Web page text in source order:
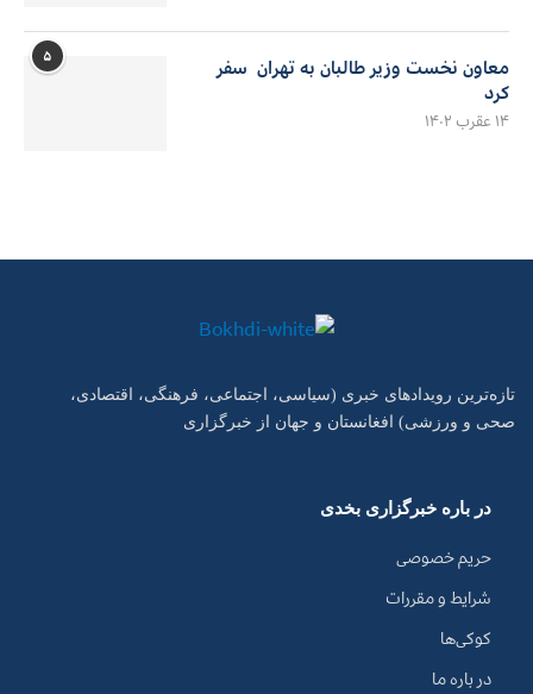
۵
معاون نخست وزیر طالبان به تهران سفر
کرد
۱۴ عقرب ۱۴۰۲
تازه‌ترین رویدادهای خبری (سیاسی، اجتماعی، فرهنگی، اقتصادی،
صحی و ورزشی) افغانستان و جهان از خبرگزاری
در باره خبرگزاری بخدی
حریم خصوصی
شرایط و مقررات
کوکی‌ها
در باره ما